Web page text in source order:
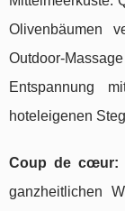
Olivenbäumen
Outdoor-
Entspannung
hoteleigenen
Coup de cœur:
ganzheitlichen